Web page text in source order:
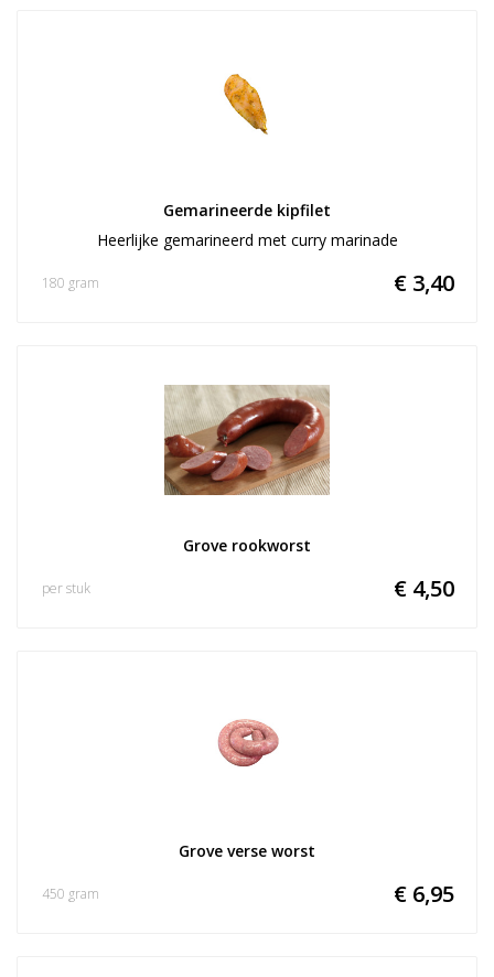
Gemarineerde kipfilet
Heerlijke gemarineerd met curry marinade
€ 3,40
180 gram
Grove rookworst
€ 4,50
per stuk
Grove verse worst
€ 6,95
450 gram